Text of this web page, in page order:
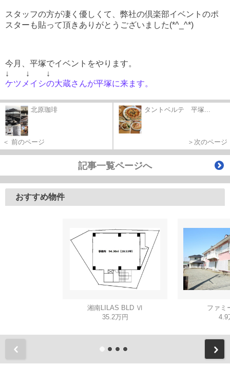
スタッフの方が凄く優しくて、弊社の倶楽部イベントのポ
スターも貼って頂きありがとうございました(*^_^*)
今月、平塚でイベントをやります。
↓ ↓ ↓
ケツメイシの大蔵さんが平塚に来ます。
北原珈琲
＜ 前のページ
タントベルテ 平塚...
＞次のページ
記事一覧ページへ
おすすめ物件
湘南LILAS BLD Ⅵ
35.2万円
ファミ
4.9